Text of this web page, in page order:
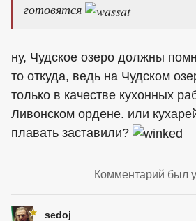
готовятся
ну, Чудское озеро должны
то откуда, ведь на Чудском
только в качестве кухонных
Ливонском ордене. или
плавать заставили?
Комментарий был
sedoj